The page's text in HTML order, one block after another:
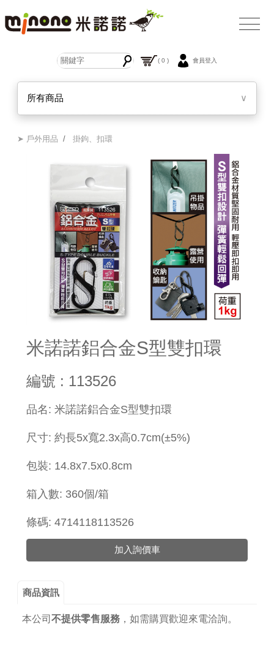
( 0 ) 會員登入
所有商品 ∨
➤ 戶外用品 /掛鉤、扣環
米諾諾鋁合金S型雙扣環
編號 : 113526
品名: 米諾諾鋁合金S型雙扣環
尺寸: 約長5x寬2.3x高0.7cm(±5%)
包裝: 14.8x7.5x0.8cm
箱入數: 360個/箱
條碼: 4714118113526
加入詢價車
商品資訊
本公司 不提供零售服務， 如需購買歡迎來電洽詢。